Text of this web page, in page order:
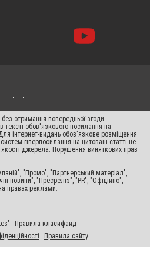
отримання попередньої згоди
обов'язкового посилання на
інтернет-видань обов'язкове розміщення
гіперпосилання на цитовані статті не
якості джерела. Порушення виняткових прав
"Промо", "Партнерський матеріал",
новини", "Пресреліз", "PR", "Офіційно",
правах реклами.
Правила класифайд
Правила сайту